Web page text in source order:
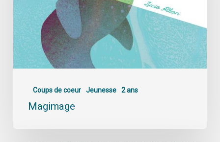
Coups de coeur Jeunesse 2 ans
Magimage